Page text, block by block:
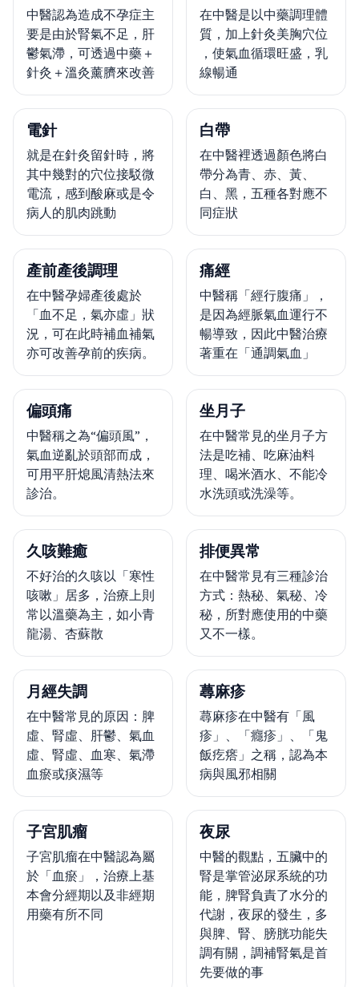
中醫認為造成不孕症主
要是由於腎氣不足，肝
鬱氣滯，可透過中藥＋
針灸＋溫灸薰臍來改善
在中醫是以中藥調理體
質，加上針灸美胸穴位
，使氣血循環旺盛，乳
線暢通
電針
就是在針灸留針時，將
其中幾對的穴位接駁微
電流，感到酸麻或是令
病人的肌肉跳動
白帶
在中醫裡透過顏色將白
帶分為青、赤、黃、
白、黑，五種各對應不
同症狀
產前產後調理
在中醫孕婦產後處於
「血不足，氣亦虛」狀
況，可在此時補血補氣
亦可改善孕前的疾病。
痛經
中醫稱「經行腹痛」，
是因為經脈氣血運行不
暢導致，因此中醫治療
著重在「通調氣血」
偏頭痛
中醫稱之為“偏頭風”，
氣血逆亂於頭部而成，
可用平肝熄風清熱法來
診治。
坐月子
在中醫常見的坐月子方
法是吃補、吃麻油料
理、喝米酒水、不能冷
水洗頭或洗澡等。
久咳難癒
不好治的久咳以「寒性
咳嗽」居多，治療上則
常以溫藥為主，如小青
龍湯、杏蘇散
排便異常
在中醫常見有三種診治
方式：熱秘、氣秘、冷
秘，所對應使用的中藥
又不一樣。
月經失調
在中醫常見的原因：脾
虛、腎虛、肝鬱、氣血
虛、腎虛、血寒、氣滯
血瘀或痰濕等
蕁麻疹
蕁麻疹在中醫有「風
疹」、「癮疹」、「鬼
飯疙瘩」之稱，認為本
病與風邪相關
子宮肌瘤
子宮肌瘤在中醫認為屬
於「血瘀」，治療上基
本會分經期以及非經期
用藥有所不同
夜尿
中醫的觀點，五臟中的
腎是掌管泌尿系統的功
能，脾腎負責了水分的
代謝，夜尿的發生，多
與脾、腎、膀胱功能失
調有關，調補腎氣是首
先要做的事